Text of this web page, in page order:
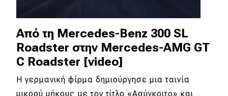
Από τη Mercedes-Benz 300 SL
Roadster στην Mercedes-AMG GT
C Roadster [video]
Η γερμανική φίρμα δημιούργησε μια ταινία
μικρού μήκους με τον τίτλο «Ασύγκριτο» και